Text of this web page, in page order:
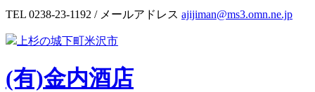
TEL 0238-23-1192 / メールアドレス ajijiman@ms3.omn.ne.jp
上杉の城下町米沢市
(有)金内酒店